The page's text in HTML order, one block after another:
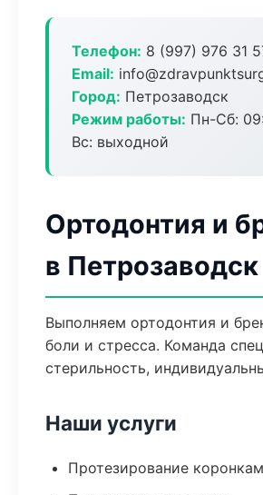
Телефон: 8 (997) 976 31
Email:
Город: Петрозаводск
Режим работы: Пн-Сб:
Вс: выходной
Ортодонтия и
в Петрозаводск
Выполняем ортодонтия и
боли и стресса. Команда
стерильность,
Наши услуги
Протезирование